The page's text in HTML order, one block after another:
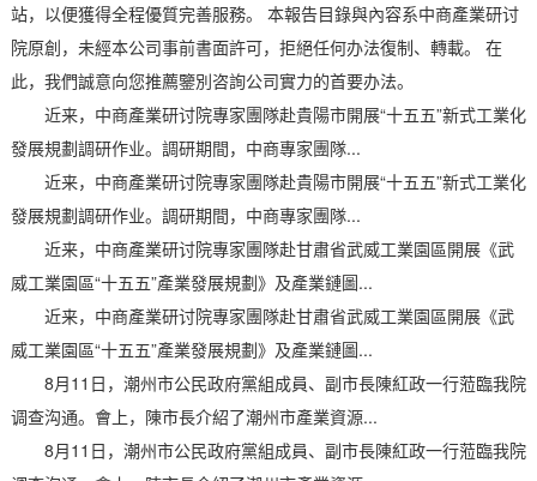
站，以便獲得全程優質完善服務。 本報告目錄與內容系中商產業研讨
院原創，未經本公司事前書面許可，拒絕任何办法復制、轉載。 在
此，我們誠意向您推薦鑒別咨詢公司實力的首要办法。
近来，中商產業研讨院專家團隊赴貴陽市開展“十五五”新式工業化
發展規劃調研作业。調研期間，中商專家團隊...
近来，中商產業研讨院專家團隊赴貴陽市開展“十五五”新式工業化
發展規劃調研作业。調研期間，中商專家團隊...
近来，中商產業研讨院專家團隊赴甘肅省武威工業園區開展《武
威工業園區“十五五”產業發展規劃》及產業鏈圖...
近来，中商產業研讨院專家團隊赴甘肅省武威工業園區開展《武
威工業園區“十五五”產業發展規劃》及產業鏈圖...
8月11日，潮州市公民政府黨組成員、副市長陳紅政一行蒞臨我院
调查沟通。會上，陳市長介紹了潮州市產業資源...
8月11日，潮州市公民政府黨組成員、副市長陳紅政一行蒞臨我院